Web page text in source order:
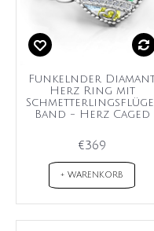
Funkelnder
Herz Ring mit
Band - Herz Caged
€369
+ WARENKORB